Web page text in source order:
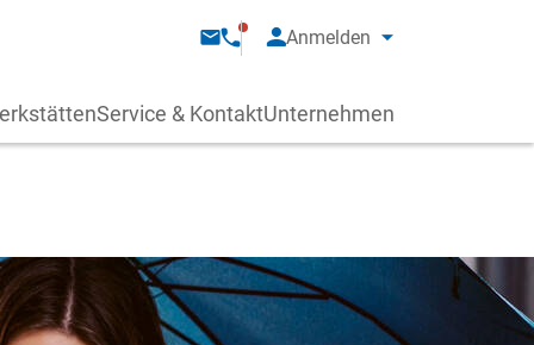
Anmelden
Service & KontaktUnternehmen